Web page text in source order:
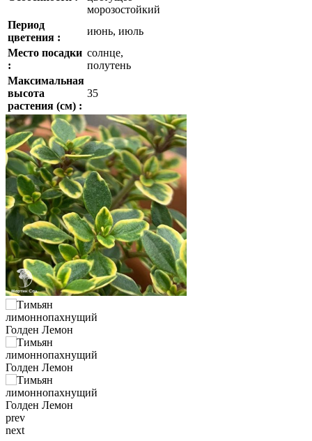
морозостойкий
Период
цветения :
июнь, июль
Место посадки
:
солнце,
полутень
Максимальная
высота
растения (см) :
35
prev
next